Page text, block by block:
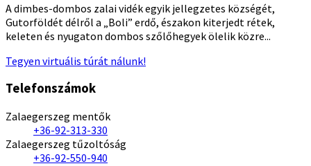
A dimbes-dombos zalai vidék egyik jellegzetes községét,
Gutorföldét délről a „Boli” erdő, északon kiterjedt rétek,
keleten és nyugaton dombos szőlőhegyek ölelik közre...
Tegyen virtuális túrát nálunk!
Telefonszámok
Zalaegerszeg mentők
+36-92-313-330
Zalaegerszeg tűzoltóság
+36-92-550-940